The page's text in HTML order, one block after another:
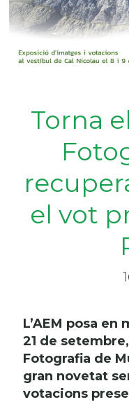
Torna
el vot
L’AEM posa
21 de
Fotografia de
gran novetat
votacions